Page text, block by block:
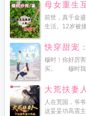
母女重生
前世，真千金
生活。12岁被
快穿甜宠
穆时！你好
买。 穆时我
大荒扶妻人
人在荒国，爷
这妥妥功高震